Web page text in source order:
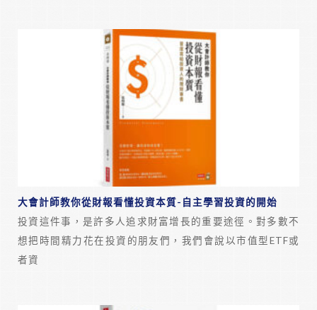
大會計師教你從財報看懂投資本質-自主學習投資的開始
投資這件事，是許多人追求財富增長的重要途徑。對多數不
想把時間精力花在投資的朋友們，我們會說以市值型ETF或
者資